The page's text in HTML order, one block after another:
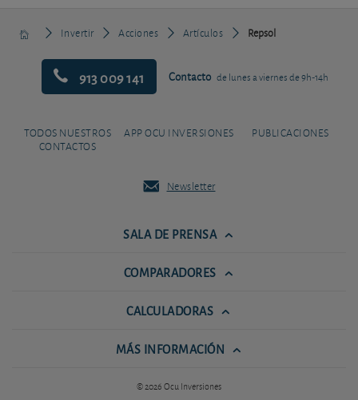
Invertir Acciones Artículos Repsol
913 009 141 Contacto de lunes a viernes de 9h-14h
TODOS NUESTROS
CONTACTOS
APP OCU INVERSIONES PUBLICACIONES
Newsletter
SALA DE PRENSA
COMPARADORES
CALCULADORAS
MÁS INFORMACIÓN
© 2026 Ocu Inversiones